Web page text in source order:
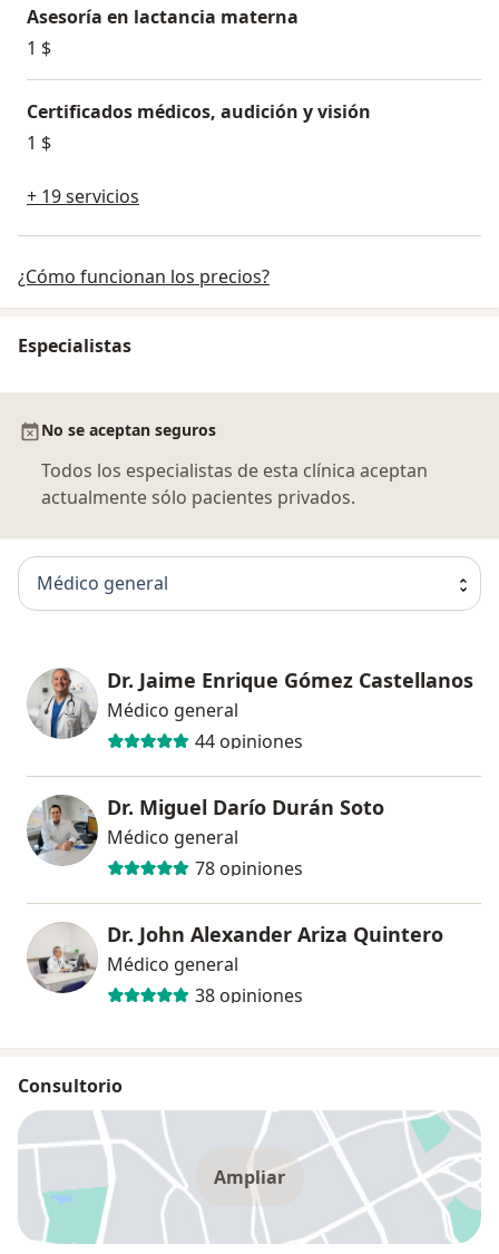
Asesoría en lactancia materna
1 $
Certificados médicos, audición y visión
1 $
+ 19 servicios
¿Cómo funcionan los precios?
Especialistas
No se aceptan seguros
Todos los especialistas de esta clínica aceptan
actualmente sólo pacientes privados.
Médico general
Dr. Jaime Enrique Gómez Castellanos
Médico general
44 opiniones
Dr. Miguel Darío Durán Soto
Médico general
78 opiniones
Dr. John Alexander Ariza Quintero
Médico general
38 opiniones
Consultorio
Ampliar